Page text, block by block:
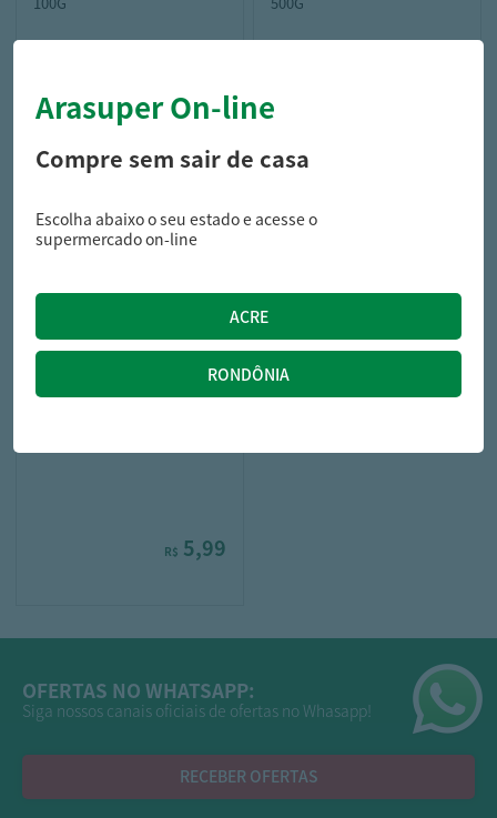
R$ 2,19
R$ 5,99
OFERTAS NO WHATSAPP:
Siga nossos canais oficiais de ofertas no Whasapp!
RECEBER OFERTAS
Arasuper On-line
Compre sem sair de casa
Escolha abaixo o seu estado e acesse o
supermercado on-line